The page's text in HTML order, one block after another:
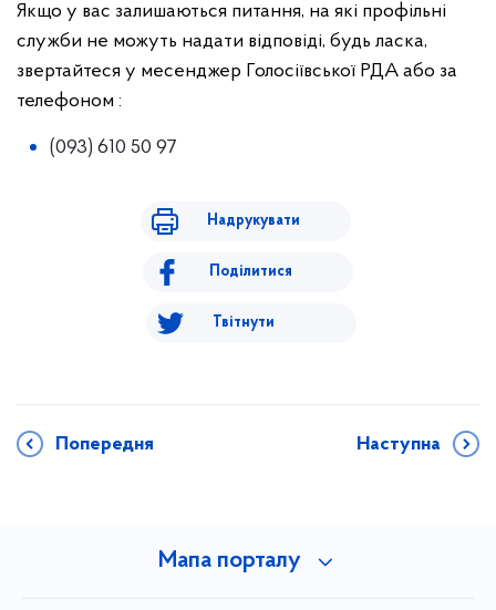
Якщо у вас залишаються питання, на які профільні
служби не можуть надати відповіді, будь ласка,
звертайтеся у месенджер Голосіївської РДА або за
телефоном :
(093) 610 50 97
Надрукувати
Поділитися
Твітнути
Попередня Наступна
Мапа порталу